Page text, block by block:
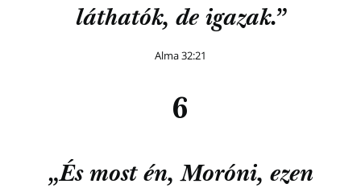
láthatók, de igazak.”
Alma 32:21
6
„És most én, Moróni, ezen